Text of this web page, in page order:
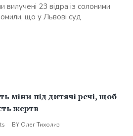
23 відра із солоними
що у Львові суд
міни під дитячі речі, щоб
жертв
BY Олег Тихолиз